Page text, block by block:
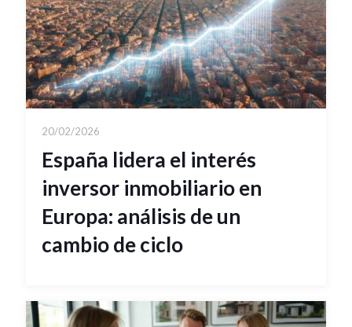
20/02/2026
España lidera el interés
inversor inmobiliario en
Europa: análisis de un
cambio de ciclo